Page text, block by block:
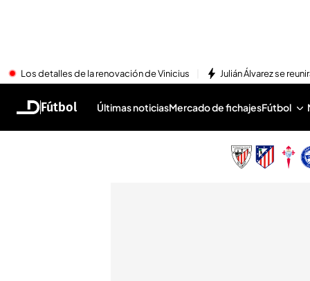
Los detalles de la renovación de Vinicius Julián Álvarez se
Fútbol Últimas noticiasMercado de fichajesFútbol